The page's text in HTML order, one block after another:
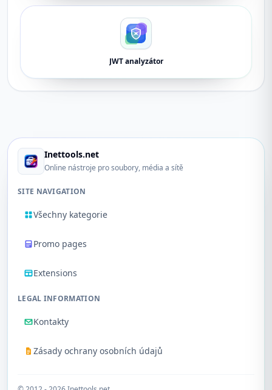
JWT analyzátor
Inettools.net
Online nástroje pro soubory, média a sítě
SITE NAVIGATION
Všechny kategorie
Promo pages
Extensions
LEGAL INFORMATION
Kontakty
Zásady ochrany osobních údajů